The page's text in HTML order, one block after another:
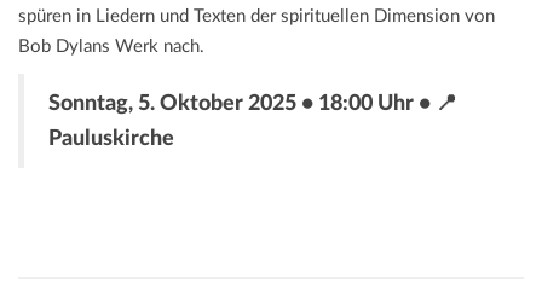
spüren in Liedern und Texten der spirituellen Dimension von
Bob Dylans Werk nach.
Sonntag, 5. Oktober 2025 • 18:00 Uhr • 📍
Pauluskirche